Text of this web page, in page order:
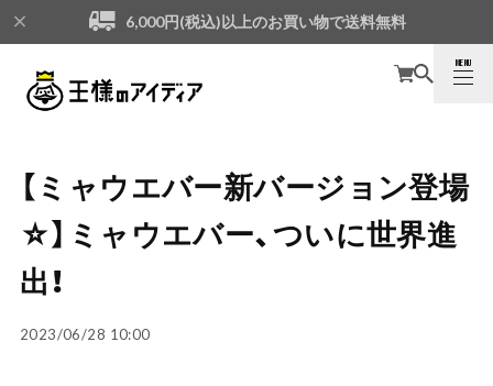
6,000円(税込)以上のお買い物で送料無料
MENU
CLOSE
【ミャウエバー新バージョン登場
☆】ミャウエバー、ついに世界進
出！
2023/06/28 10:00